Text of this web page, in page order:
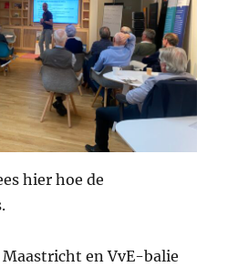
hier hoe de
en VvE-balie